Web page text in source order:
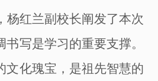
杨红兰副校长阐发了本次
写是学习的重要支撑。
文化瑰宝，是祖先智慧的